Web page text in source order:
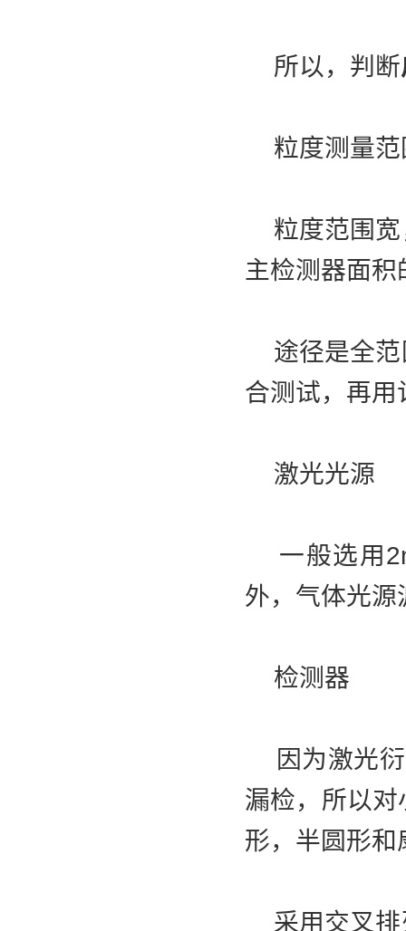
所以，判断
粒度测量范
粒度范围宽
主检测器面
途径是全范
合测试，再
激光光源
一般选用
外，气体光
检测器
因为激光衍
漏检，所以
形，半圆形和
采用交叉排